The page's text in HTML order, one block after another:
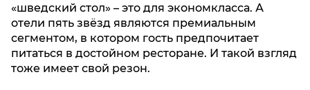
«шведский стол» – это для экономкласса. А
отели пять звёзд являются премиальным
сегментом, в котором гость предпочитает
питаться в достойном ресторане. И такой взгляд
тоже имеет свой резон.